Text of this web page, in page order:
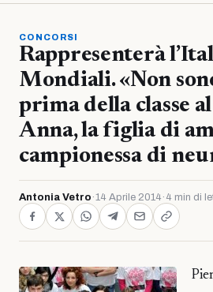
CONCORSI
Rappresenterà
Mondiali. «Non
prima della classe
Anna, la figlia di
campionessa di
Antonia Vetro ·14 Aprile 2014 · 4 min di